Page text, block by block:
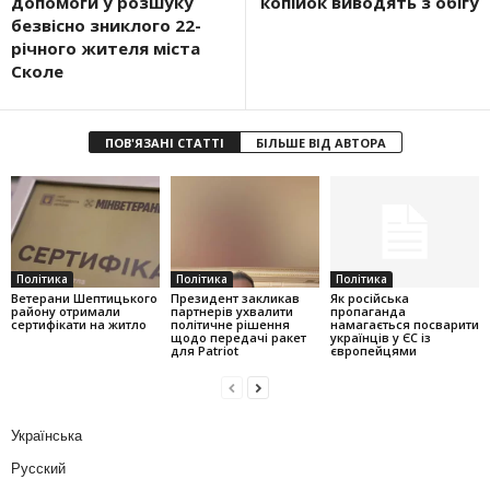
безвісно зниклого 22-
річного жителя міста
Сколе
ПОВ'ЯЗАНІ СТАТТІ БІЛЬШЕ ВІД АВТОРА
Політика
Ветерани Шептицького
району отримали
сертифікати на житло
Політика
Президент закликав
партнерів ухвалити
політичне рішення
щодо передачі ракет
для Patriot
Політика
Як російська
пропаганда
намагається посварити
українців у ЄС із
європейцями
Українська
Русский